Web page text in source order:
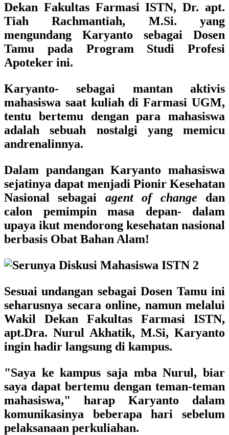
Dekan Fakultas Farmasi ISTN, Dr. apt.
Tiah Rachmantiah, M.Si. yang
mengundang Karyanto sebagai Dosen
Tamu pada Program Studi Profesi
Apoteker ini.
Karyanto- sebagai mantan aktivis
mahasiswa saat kuliah di Farmasi UGM,
tentu bertemu dengan para mahasiswa
adalah sebuah nostalgi yang memicu
andrenalinnya.
Dalam pandangan Karyanto mahasiswa
sejatinya dapat menjadi Pionir Kesehatan
Nasional sebagai agent of change dan
calon pemimpin masa depan- dalam
upaya ikut mendorong kesehatan nasional
berbasis Obat Bahan Alam!
Sesuai undangan sebagai Dosen Tamu ini
seharusnya secara online, namun melalui
Wakil Dekan Fakultas Farmasi ISTN,
apt.Dra. Nurul Akhatik, M.Si, Karyanto
ingin hadir langsung di kampus.
"Saya ke kampus saja mba Nurul, biar
saya dapat bertemu dengan teman-teman
mahasiswa," harap Karyanto dalam
komunikasinya beberapa hari sebelum
pelaksanaan perkuliahan.